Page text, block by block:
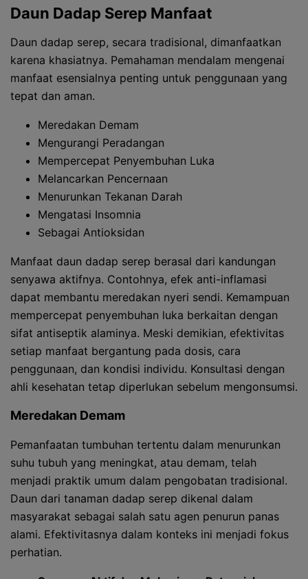
Daun Dadap Serep Manfaat
Daun dadap serep, secara tradisional, dimanfaatkan
karena khasiatnya. Pemahaman mendalam mengenai
manfaat esensialnya penting untuk penggunaan yang
tepat dan aman.
Meredakan Demam
Mengurangi Peradangan
Mempercepat Penyembuhan Luka
Melancarkan Pencernaan
Menurunkan Tekanan Darah
Mengatasi Insomnia
Sebagai Antioksidan
Manfaat daun dadap serep berasal dari kandungan
senyawa aktifnya. Contohnya, efek anti-inflamasi
dapat membantu meredakan nyeri sendi. Kemampuan
mempercepat penyembuhan luka berkaitan dengan
sifat antiseptik alaminya. Meski demikian, efektivitas
setiap manfaat bergantung pada dosis, cara
penggunaan, dan kondisi individu. Konsultasi dengan
ahli kesehatan tetap diperlukan sebelum mengonsumsi.
Meredakan Demam
Pemanfaatan tumbuhan tertentu dalam menurunkan
suhu tubuh yang meningkat, atau demam, telah
menjadi praktik umum dalam pengobatan tradisional.
Daun dari tanaman dadap serep dikenal dalam
masyarakat sebagai salah satu agen penurun panas
alami. Efektivitasnya dalam konteks ini menjadi fokus
perhatian.